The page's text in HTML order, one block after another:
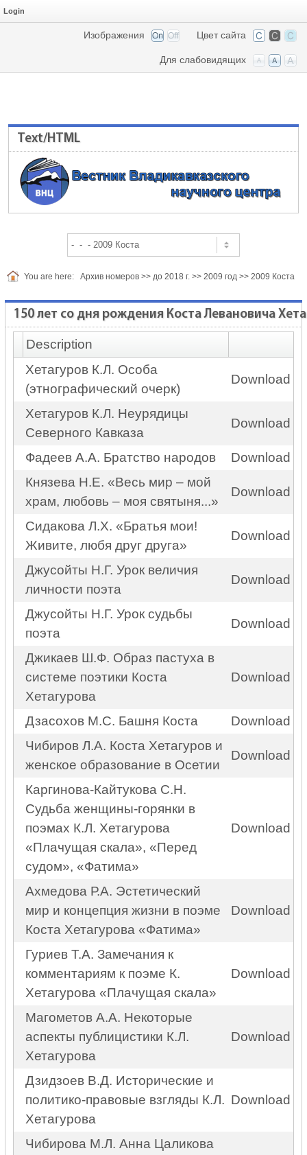
Login
Цвет сайта
Изображения
Для слабовидящих
Text/HTML
You are here: Архив номеров >> до 2018 г. >> 2009 год >> 2009 Коста
150 лет со дня рождения Коста Левановича
Description
Хетагуров К.Л. Особа
(этнографический очерк)
Download
Хетагуров К.Л. Неурядицы
Северного Кавказа
Download
Фадеев А.А. Братство народов
Download
Князева Н.Е. «Весь мир – мой
храм, любовь – моя святыня...»
Download
Сидакова Л.Х. «Братья мои!
Живите, любя друг друга»
Download
Джусойты Н.Г. Урок величия
личности поэта
Download
Джусойты Н.Г. Урок судьбы
поэта
Download
Джикаев Ш.Ф. Образ пастуха в
системе поэтики Коста
Хетагурова
Download
Дзасохов М.С. Башня Коста
Download
Чибиров Л.А. Коста Хетагуров и
женское образование в Осетии
Download
Каргинова-Кайтукова С.Н.
Судьба женщины-горянки в
поэмах К.Л. Хетагурова
«Плачущая скала», «Перед
судом», «Фатима»
Download
Ахмедова Р.А. Эстетический
мир и концепция жизни в поэме
Коста Хетагурова «Фатима»
Download
Гуриев Т.А. Замечания к
комментариям к поэме К.
Хетагурова «Плачущая скала»
Download
Магометов А.А. Некоторые
аспекты публицистики К.Л.
Хетагурова
Download
Дзидзоев В.Д. Исторические и
политико-правовые взгляды К.Л.
Хетагурова
Download
Чибирова М.Л. Анна Цаликова